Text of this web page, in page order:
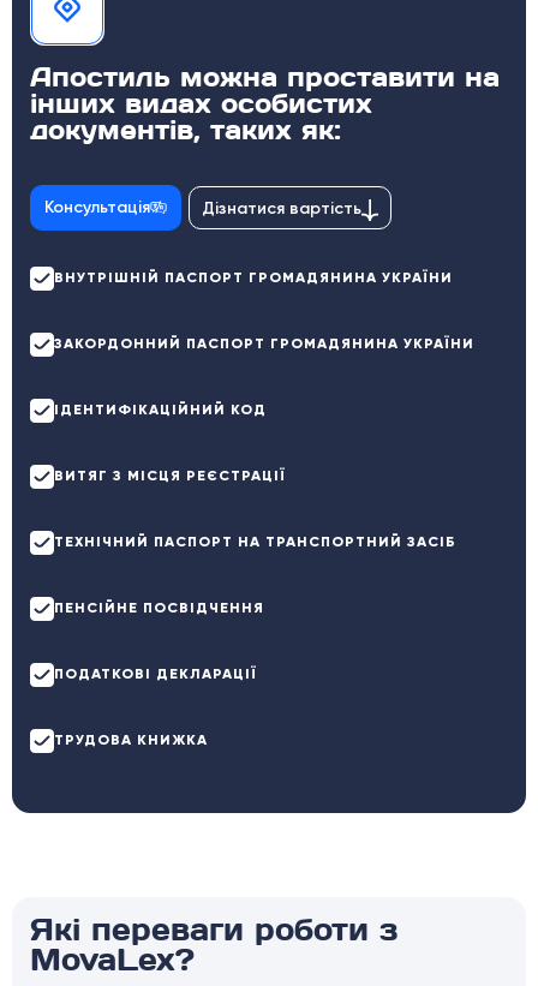
Апостиль можна проставити на
інших видах особистих
документів, таких як:
Консультація Дізнатися вартість
ВНУТРІШНІЙ ПАСПОРТ ГРОМАДЯНИНА УКРАЇНИ
ЗАКОРДОННИЙ ПАСПОРТ ГРОМАДЯНИНА УКРАЇНИ
ІДЕНТИФІКАЦІЙНИЙ КОД
ВИТЯГ З МІСЦЯ РЕЄСТРАЦІЇ
ТЕХНІЧНИЙ ПАСПОРТ НА ТРАНСПОРТНИЙ ЗАСІБ
ПЕНСІЙНЕ ПОСВІДЧЕННЯ
ПОДАТКОВІ ДЕКЛАРАЦІЇ
ТРУДОВА КНИЖКА
Які переваги роботи з
MovaLex?